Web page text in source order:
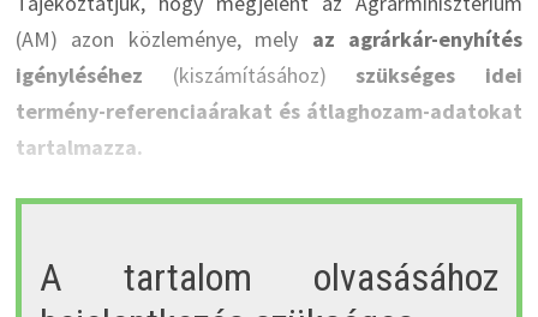
(AM) azon közleménye, mely az agrárkár-enyhítés
igényléséhez (kiszámításához) szükséges idei
termény-referenciaárakat és átlaghozam-adatokat
tartalmazza.
A tartalom olvasásához